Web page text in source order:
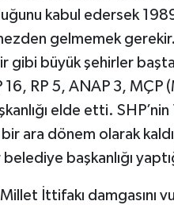
kabul edersek
gelmemek
gibi büyük şehirler
16, RP 5, ANAP 3,
elde etti.
bir ara dönem olarak
belediye başkanlığı
İttifakı damgasını